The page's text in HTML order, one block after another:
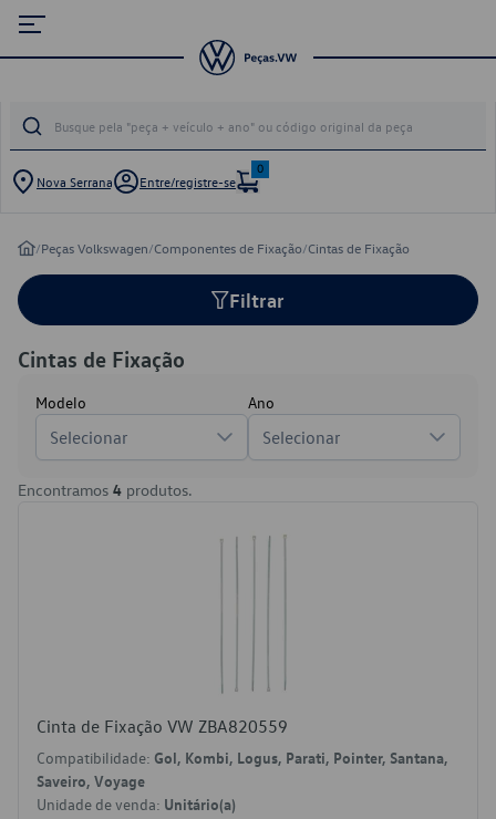
Nova Serrana Entre/registre-se
0
/Peças Volkswagen/Componentes de Fixação/Cintas de Fixação
Filtrar
Cintas de Fixação
Modelo
Selecionar
Ano
Selecionar
Encontramos 4 produtos.
Cinta de Fixação VW ZBA820559
Compatibilidade: Gol, Kombi, Logus, Parati, Pointer, Santana,
Saveiro, Voyage
Unidade de venda: Unitário(a)